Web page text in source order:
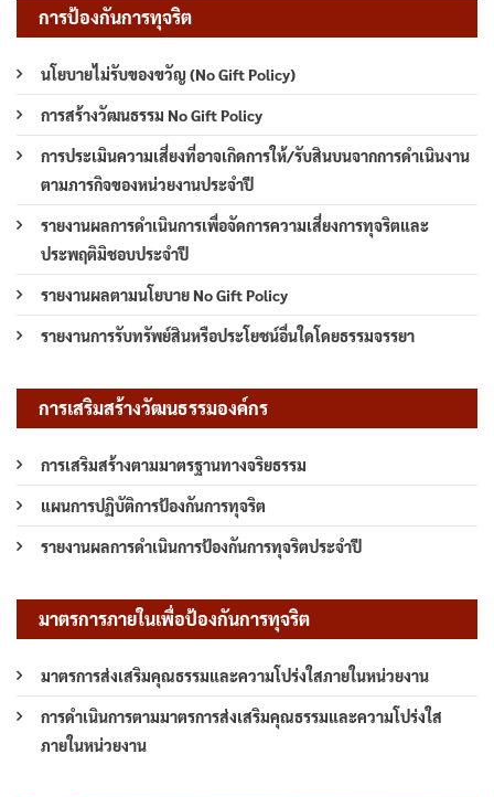
การป้องกันการทุจริต
นโยบายไม่รับของขวัญ (No Gift Policy)
การสร้างวัฒนธรรม No Gift Policy
การประเมินความเสี่ยงที่อาจเกิดการให้/รับสินบนจากการดำเนินงาน
ตามภารกิจของหน่วยงานประจำปี
รายงานผลการดำเนินการเพื่อจัดการความเสี่ยงการทุจริตและ
ประพฤติมิชอบประจำปี
รายงานผลตามนโยบาย No Gift Policy
รายงานการรับทรัพย์สินหรือประโยชน์อื่นใดโดยธรรมจรรยา
การเสริมสร้างวัฒนธรรมองค์กร
การเสริมสร้างตามมาตรฐานทางจริยธรรม
แผนการปฏิบัติการป้องกันการทุจริต
รายงานผลการดำเนินการป้องกันการทุจริตประจำปี
มาตรการภายในเพื่อป้องกันการทุจริต
มาตรการส่งเสริมคุณธรรมและความโปร่งใสภายในหน่วยงาน
การดำเนินการตามมาตรการส่งเสริมคุณธรรมและความโปร่งใส
ภายในหน่วยงาน